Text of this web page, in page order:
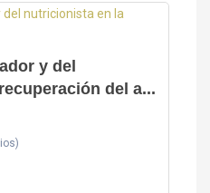
y del
del a...